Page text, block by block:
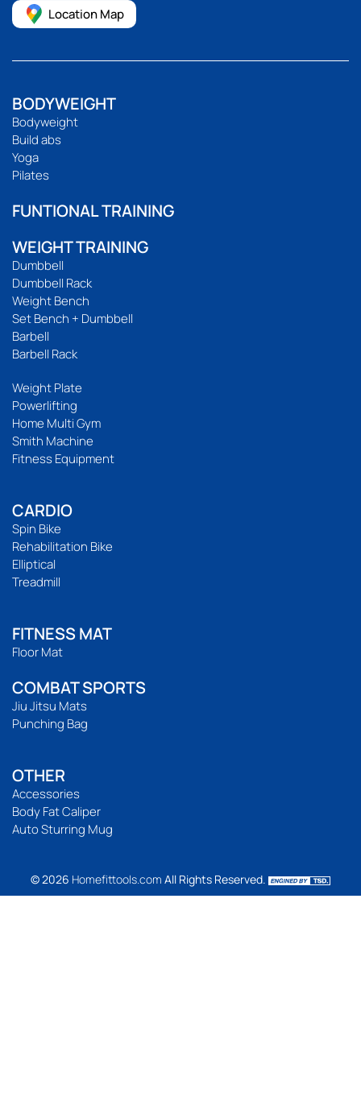
Location Map
BODYWEIGHT
Bodyweight
Build abs
Yoga
Pilates
FUNTIONAL TRAINING
WEIGHT TRAINING
Dumbbell
Dumbbell Rack
Weight Bench
Set Bench + Dumbbell
Barbell
Barbell Rack
Weight Plate
Powerlifting
Home Multi Gym
Smith Machine
Fitness Equipment
CARDIO
Spin Bike
Rehabilitation Bike
Elliptical
Treadmill
FITNESS MAT
Floor Mat
COMBAT SPORTS
Jiu Jitsu Mats
Punching Bag
OTHER
Accessories
Body Fat Caliper
Auto Sturring Mug
© 2026 Homefittools.com All Rights Reserved.